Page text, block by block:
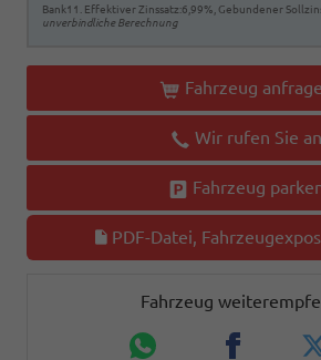
Bank11. Effektiver Zinssatz:6,99%, Gebundener
unverbindliche Berechnung
Fahrzeug
Wir rufen Sie an
Fahrzeug
PDF-Datei,
Fahrzeug